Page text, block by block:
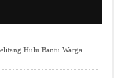
Hulu Bantu Warga